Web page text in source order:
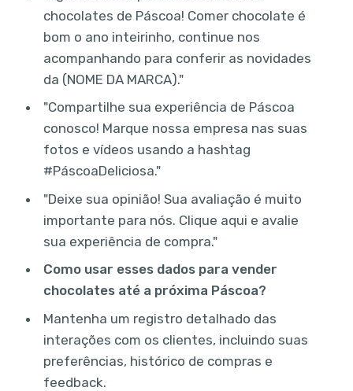
chocolates de Páscoa! Comer chocolate é
bom o ano inteirinho, continue nos
acompanhando para conferir as novidades
da (NOME DA MARCA)."
"Compartilhe sua experiência de Páscoa
conosco! Marque nossa empresa nas suas
fotos e vídeos usando a hashtag
#PáscoaDeliciosa."
"Deixe sua opinião! Sua avaliação é muito
importante para nós. Clique aqui e avalie
sua experiência de compra."
Como usar esses dados para vender
chocolates até a próxima Páscoa?
Mantenha um registro detalhado das
interações com os clientes, incluindo suas
preferências, histórico de compras e
feedback.